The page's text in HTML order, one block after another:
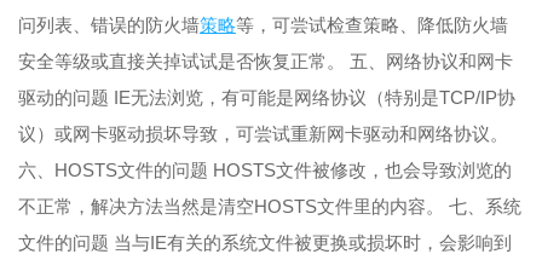
问列表、错误的防火墙策略等，可尝试检查策略、降低防火墙
安全等级或直接关掉试试是否恢复正常。 五、网络协议和网卡
驱动的问题 IE无法浏览，有可能是网络协议（特别是TCP/IP协
议）或网卡驱动损坏导致，可尝试重新网卡驱动和网络协议。
六、HOSTS文件的问题 HOSTS文件被修改，也会导致浏览的
不正常，解决方法当然是清空HOSTS文件里的内容。 七、系统
文件的问题 当与IE有关的系统文件被更换或损坏时，会影响到